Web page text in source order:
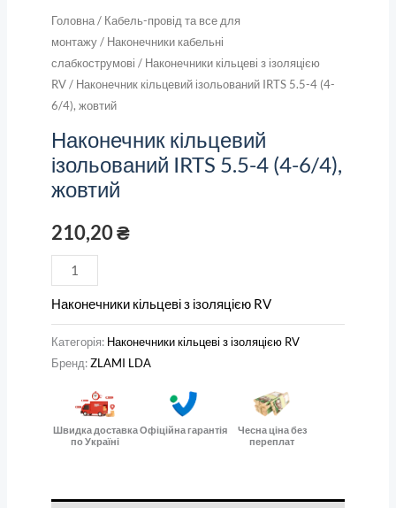
Головна/ Кабель-провід та все для
монтажу/ Наконечники кабельні
слабкострумові / Наконечники кільцеві з ізоляцією
RV/ Наконечник кільцевий ізольований IRTS 5.5-4 (4-
6/4), жовтий
Наконечник кільцевий
ізольований IRTS 5.5-4 (4-6/4),
жовтий
210,20₴
Наконечники кільцеві з ізоляцією RV
Категорія: Наконечники кільцеві з ізоляцією RV
Бренд:ZLAMI LDA
Швидка доставка
по Україні
Офіційна гарантія
Чесна ціна без
переплат